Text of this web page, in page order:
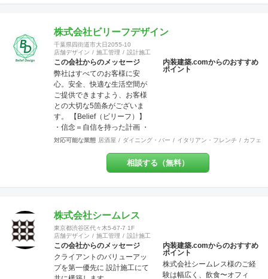
り前！腕の良さは年数が経て
ば経つほど実感できます。 そ
して、SANFUKUの職人は施工
力だけでなくコミニケーショ
ン力に優れています。 お客様
が安心してオープンできるよ
うきめ細やかな対応を心がけ
ています。
株式会社ビリーフデザイン
千葉県四街道市大日2055-10
店舗デザイン
施工管理 設計施工
この会社からのメッセージ
弊社はすべてのお客様に安
心。安全、快適な生活空間が
ご提供できますよう、お客様
との大切な5箇条がございま
す。 【Belief（ビリーフ）】
・信念＝自信を持った計画 ・
信用＝信じて用いる行動 ・信
条＝固く信じて守る約束 ・確
信＝固く信じられる内容
成 またデザインを通じて、関
わる方達との関係の構築 これ
らの要素を持って、設計・施
工・管理を行っております。
お客様のお悩みやご相談には
真摯に向き合い、ご要望を最
内装建築.comからのおすすめ
ポイント
対応可能な業態 居酒屋 ダイニング・バー イタリアン・フレンチ カフェ
相談する（無料）
株式会社シームレス
東京都渋谷区代々木5-67-7 1F
店舗デザイン
施工管理 設計施工
この会社からのメッセージ
クライアントのバリューアッ
プを第一優先に 設計施工にて
内装建築.comからのおすすめ
ポイント
株式会社シームレス様のご経
験は幅広く、飲食〜オフィ